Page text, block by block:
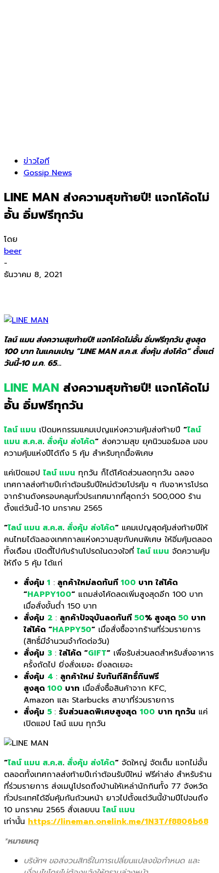
ข่าวไอที
Gossip News
LINE MAN ส่งความสุขท้ายปี! แจกโค้ดไม่
อั้น อิ่มฟรีทุกวัน
โดย
beer
-
ธันวาคม 8, 2021
ไลน์ แมน ส่งความสุขท้ายปี! แจกโค้ดไม่อั้น อิ่มฟรีทุกวัน สูงสุด
100 บาท ในแคมเปญ “LINE MAN ส.ค.ส. สั่งคุ้ม ส่งโค้ด” ตั้งแต่
วันนี้-10 ม.ค. 65…
LINE MAN ส่งความสุขท้ายปี! แจกโค้ดไม่
อั้น อิ่มฟรีทุกวัน
ไลน์ แมน เปิดมหกรรมแคมเปญแห่งความคุ้มส่งท้ายปี “ไลน์
แมน ส.ค.ส. สั่งคุ้ม ส่งโค้ด“ ส่งความสุข ยุคนิวนอร์มอล มอบ
ความคุ้มแห่งปีได้ถึง 5 คุ้ม สำหรับทุกมื้อพิเศษ
แค่เปิดแอป ไลน์ แมน ทุกวัน ก็ได้โค้ดส่วนลดทุกวัน ฉลอง
เทศกาลส่งท้ายปีเก่าต้อนรับปีใหม่ด้วยโปรคุ้ม ๆ กับอาหารโปรด
จากร้านดังครอบคลุมทั่วประเทศมากที่สุดกว่า 500,000 ร้าน
ตั้งแต่วันนี้-10 มกราคม 2565
“ไลน์ แมน ส.ค.ส. สั่งคุ้ม ส่งโค้ด“ แคมเปญสุดคุ้มส่งท้ายปีให้
คนไทยได้ฉลองเทศกาลแห่งความสุขกับคนพิเศษ ให้อิ่มคุ้มตลอด
ทั้งเดือน เปิดตี้ไปกับร้านโปรดในดวงใจที่ ไลน์ แมน จัดความคุ้ม
ให้ถึง 5 คุ้ม ได้แก่
สั่งคุ้ม 1 : ลูกค้าใหม่ลดทันที 100 บาท ใส่โค้ด
“HAPPY100“ แถมส่งโค้ดลดเพิ่มสูงสุดอีก 100 บาท
เมื่อสั่งขั้นต่ำ 150 บาท
สั่งคุ้ม 2 : ลูกค้าปัจจุบันลดทันที 50% สูงสุด 50 บาท
ใส่โค้ด “HAPPY50“ เมื่อสั่งซื้อจากร้านที่ร่วมรายการ
(สิทธิ์มีจำนวนจำกัดต่อวัน)
สั่งคุ้ม 3 : ใส่โค้ด “GIFT“ เพื่อรับส่วนลดสำหรับสั่งอาหาร
ครั้งถัดไป ยิ่งสั่งเยอะ ยิ่งลดเยอะ
สั่งคุ้ม 4 : ลูกค้าใหม่ รับทันทีสิทธิ์กินฟรี
สูงสุด 100 บาท เมื่อสั่งซื้อสินค้าจาก KFC,
Amazon และ Starbucks สาขาที่ร่วมรายการ
สั่งคุ้ม 5 : รับส่วนลดพิเศษสูงสุด 100 บาท ทุกวัน แค่
เปิดแอป ไลน์ แมน ทุกวัน
“ไลน์ แมน ส.ค.ส. สั่งคุ้ม ส่งโค้ด“ จัดใหญ่ จัดเต็ม แจกไม่อั้น
ตลอดทั้งเทศกาลส่งท้ายปีเก่าต้อนรับปีใหม่ ฟรีค่าส่ง สำหรับร้าน
ที่ร่วมรายการ ส่งเมนูโปรดถึงบ้านให้เหล่านักกินทั้ง 77 จังหวัด
ทั่วประเทศได้อิ่มคุ้มกันถ้วนหน้า ยาวไปตั้งแต่วันนี้ข้ามปีไปจนถึง
10 มกราคม 2565 สั่งเลยบน ไลน์ แมน
เท่านั้น https://lineman.onelink.me/1N3T/f8806b68
*หมายเหตุ
บริษัทฯ ขอสงวนสิทธิ์ในการเปลี่ยนแปลงข้อกำหนด และ